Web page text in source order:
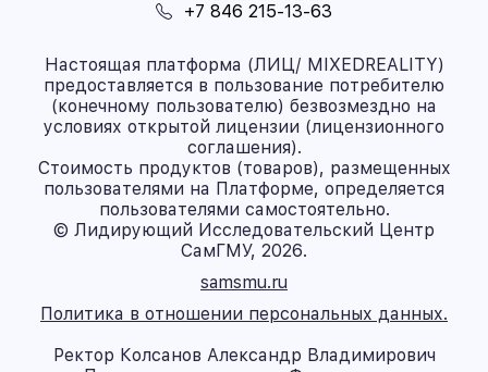
+7 846 215-13-63
Настоящая платформа (ЛИЦ/ MIXEDREALITY)
предоставляется в пользование потребителю
(конечному пользователю) безвозмездно на
условиях открытой лицензии (лицензионного
соглашения).
Стоимость продуктов (товаров), размещенных
пользователями на Платформе, определяется
пользователями самостоятельно.
© Лидирующий Исследовательский Центр
СамГМУ, 2026.
samsmu.ru
Политика в отношении персональных данных.
Ректор Колсанов Александр Владимирович